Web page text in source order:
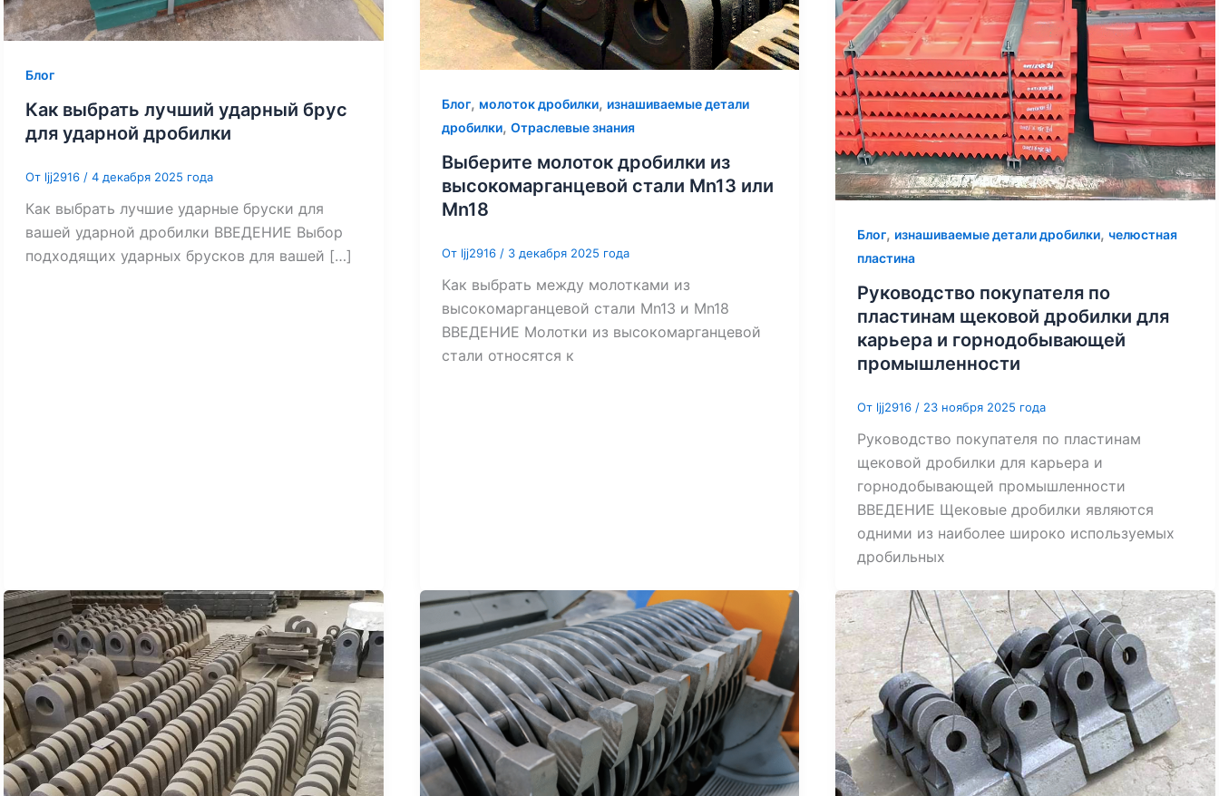
Блог
Как выбрать лучший ударный брус
для ударной дробилки
От ljj2916 / 4 декабря 2025 года
Как выбрать лучшие ударные бруски для
вашей ударной дробилки ВВЕДЕНИЕ Выбор
подходящих ударных брусков для вашей […]
Блог, молоток дробилки, изнашиваемые детали
дробилки, Отраслевые знания
Выберите молоток дробилки из
высокомарганцевой стали Mn13 или
Mn18
От ljj2916 / 3 декабря 2025 года
Как выбрать между молотками из
высокомарганцевой стали Mn13 и Mn18
ВВЕДЕНИЕ Молотки из высокомарганцевой
стали относятся к
Блог, изнашиваемые детали дробилки, челюстная
пластина
Руководство покупателя по
пластинам щековой дробилки для
карьера и горнодобывающей
промышленности
От ljj2916 / 23 ноября 2025 года
Руководство покупателя по пластинам
щековой дробилки для карьера и
горнодобывающей промышленности
ВВЕДЕНИЕ Щековые дробилки являются
одними из наиболее широко используемых
дробильных